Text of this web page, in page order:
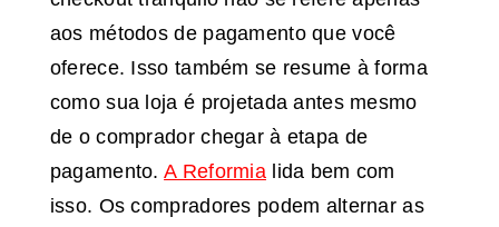
aos métodos de pagamento que você
oferece. Isso também se resume à forma
como sua loja é projetada antes mesmo
de o comprador chegar à etapa de
pagamento.A Reformialida bem com
isso. Os compradores podem alternar as